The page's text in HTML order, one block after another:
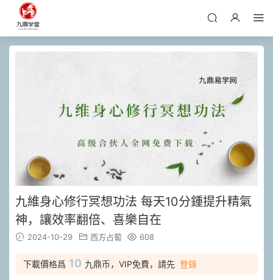
九維身心修行冥想功法 每天10分鍾提升精氣
神，讓效率翻倍、喜樂自在
2024-10-29 西方占蔔 608
下載價格爲 10 九鼎币，VIP免費，請先 登錄